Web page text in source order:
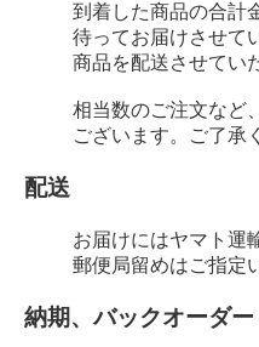
到着した商品の合計
待ってお届けさせて
商品を配送させてい
相当数のご注文など
ございます。ご了承
配送
お届けにはヤマト運
郵便局留めはご指定
納期、バックオーダー